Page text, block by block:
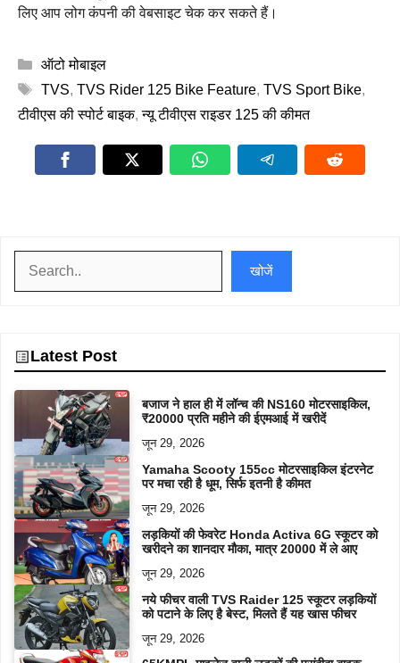
लिए आप लोग कंपनी की वेबसाइट चेक कर सकते हैं। ‌
Categories
ऑटो मोबाइल
Tags
TVS, TVS Rider 125 Bike Feature, TVS Sport Bike,
टीवीएस की स्पोर्ट बाइक,न्यू टीवीएस राइडर 125 की कीमत
खोजें
Latest Post
बजाज ने हाल ही में लॉन्च की NS160 मोटरसाइकिल,
₹20000 प्रति महीने की ईएमआई में खरीदें
जून 29, 2026
Yamaha Scooty 155cc मोटरसाइकिल इंटरनेट
पर मचा रही है धूम, सिर्फ इतनी है कीमत
जून 29, 2026
लड़कियों की फेवरेट Honda Activa 6G स्कूटर को
खरीदने का शानदार मौका, मात्र 20000 में ले आए
जून 29, 2026
नये फीचर वाली TVS Raider 125 स्कूटर लड़कियों
को पटाने के लिए है बेस्ट, मिलते हैं यह खास फीचर
जून 29, 2026